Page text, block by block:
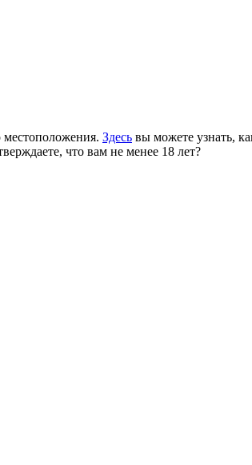
местоположения. Здесь вы можете узнать,
что вам не менее 18 лет?